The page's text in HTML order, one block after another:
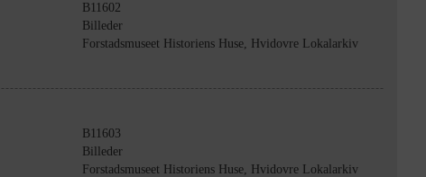
B11602
Billeder
Forstadsmuseet Historiens Huse, Hvidovre Lokalarkiv
B11603
Billeder
Forstadsmuseet Historiens Huse, Hvidovre Lokalarkiv